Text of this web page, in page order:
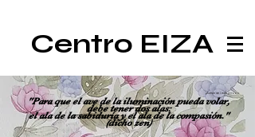
Centro EIZA
Acuarela realizada por L.P.©
"Para que el ave de la iluminación pueda volar,
debe tener dos alas:
el ala de la sabiduría y el ala de la compasión."
(dicho zen)